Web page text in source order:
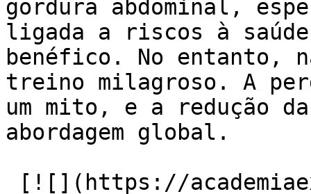
gordura abdominal,
ligada a riscos à
benéfico. No entanto,
treino milagroso. A
um mito, e a redução
abordagem global.